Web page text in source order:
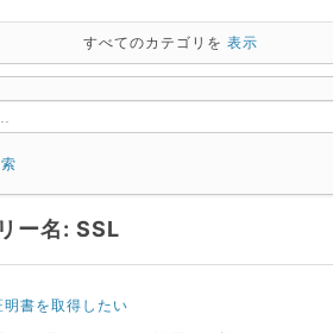
すべてのカテゴリを 表示
ー名: SSL
書を取得したい